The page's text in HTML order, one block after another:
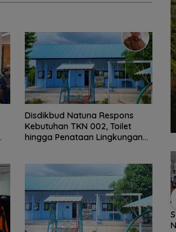
Disdikbud Natuna Respons
Kebutuhan TKN 002, Toilet
hingga Penataan Lingkungan
Kejari Natuna Tahan
Kades Selaut